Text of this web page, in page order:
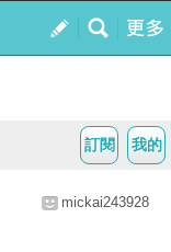
我的
訂閱
mickai243928